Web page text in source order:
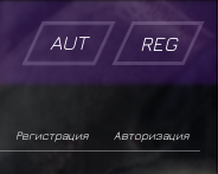
AUT REG
Авторизация
Регистрация